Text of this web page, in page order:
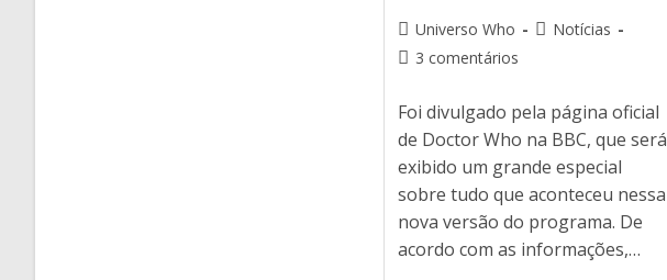
Universo Who
Notícias
3 comentários
Foi divulgado pela página oficial
de Doctor Who na BBC, que será
exibido um grande especial
sobre tudo que aconteceu nessa
nova versão do programa. De
acordo com as informações,…